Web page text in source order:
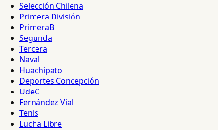
Selección Chilena
Primera División
PrimeraB
Segunda
Tercera
Naval
Huachipato
Deportes Concepción
UdeC
Fernández Vial
Tenis
Lucha Libre